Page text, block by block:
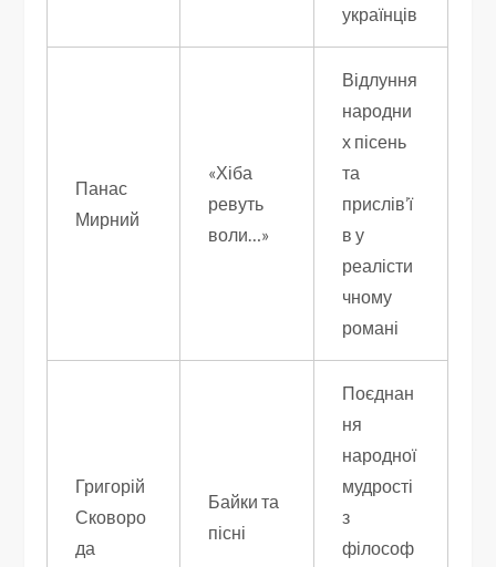
українців
Панас
Мирний
«Хіба
ревуть
воли…»
Відлуння
народни
х пісень
та
прислів’ї
в у
реалісти
чному
романі
Григорій
Сковоро
да
Байки та
пісні
Поєднан
ня
народної
мудрості
з
філософ